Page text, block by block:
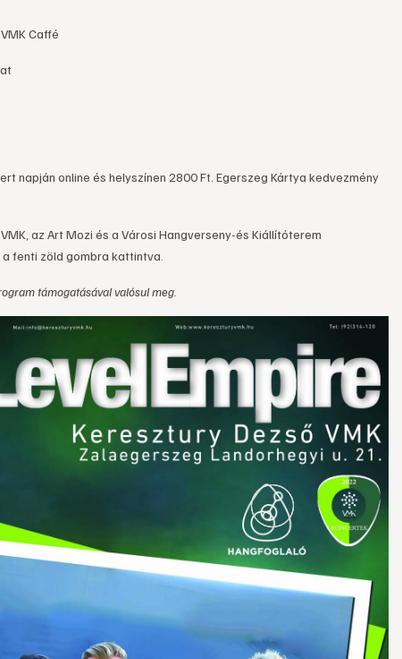
Caffé
napján online és helyszínen 2800 Ft. Egerszeg Kártya kedvezmény
az Art Mozi és a Városi Hangverseny-és Kiállítóterem
fenti zöld gombra kattintva.
támogatásával valósul meg.